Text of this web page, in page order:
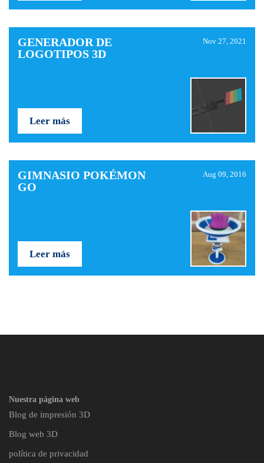
GENERADOR DE
LOGOTIPOS 3D
Nov 27, 2021
Leer más
GIMNASIO POKÉMON
GO
Aug 09, 2016
Leer más
Nuestra página web
Blog de impresión 3D
Blog web 3D
política de privacidad